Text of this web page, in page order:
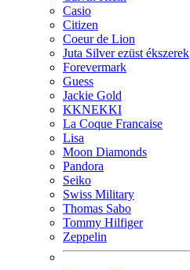
Casio
Citizen
Coeur de Lion
Juta Silver ezüst ékszerek
Forevermark
Guess
Jackie Gold
KKNEKKI
La Coque Francaise
Lisa
Moon Diamonds
Pandora
Seiko
Swiss Military
Thomas Sabo
Tommy Hilfiger
Zeppelin